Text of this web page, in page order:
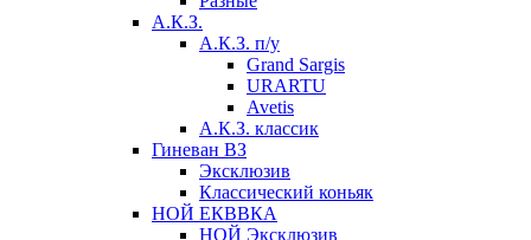
А.К.З.
А.К.З. п/у
Grand Sargis
URARTU
Avetis
А.К.З. классик
Гиневан ВЗ
Эксклюзив
Классический коньяк
НОЙ ЕКВВКА
НОЙ Эксклюзив